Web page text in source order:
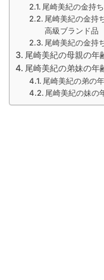
尾崎美紀の金持
尾崎美紀の金
高級ブランド品
尾崎美紀の金
尾崎美紀の母親の年
尾崎美紀の弟妹の年
尾崎美紀の弟の
尾崎美紀の妹の